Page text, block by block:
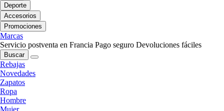
Deporte
Accesorios
Promociones
Marcas
Servicio postventa en Francia Pago seguro Devoluciones fáciles
Buscar
Rebajas
Novedades
Zapatos
Ropa
Hombre
Mujer